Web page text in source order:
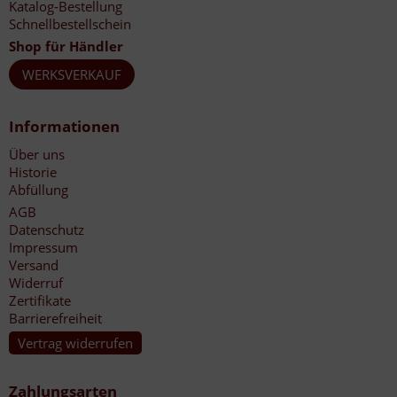
Katalog-Bestellung
Schnellbestellschein
Shop für Händler
WERKSVERKAUF
Informationen
Über uns
Historie
Abfüllung
AGB
Datenschutz
Impressum
Versand
Widerruf
Zertifikate
Barrierefreiheit
Vertrag widerrufen
Zahlungsarten